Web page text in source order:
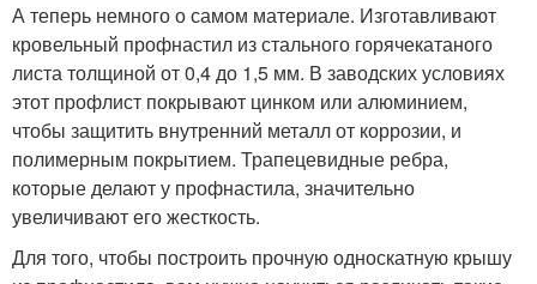
А теперь немного о самом материале. Изготавливают
кровельный профнастил из стального горячекатаного
листа толщиной от 0,4 до 1,5 мм. В заводских условиях
этот профлист покрывают цинком или алюминием,
чтобы защитить внутренний металл от коррозии, и
полимерным покрытием. Трапецевидные ребра,
которые делают у профнастила, значительно
увеличивают его жесткость.
Для того, чтобы построить прочную односкатную крышу